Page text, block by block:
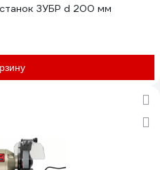
ЗУБР d 200 мм